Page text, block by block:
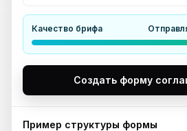
Качество брифа
Создать форму
Пример структуры формы